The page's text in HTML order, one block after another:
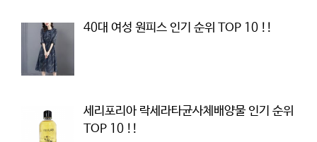
40대 여성 원피스 인기 순위 TOP 10 !!
세리포리아 락세라타균사체배양물 인기 순위
TOP 10 !!